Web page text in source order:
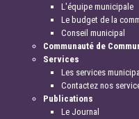
L'équipe municipale
Le budget de la
Conseil municipal
Communauté de
Services
Les services
Contactez nos
Publications
Le Journal